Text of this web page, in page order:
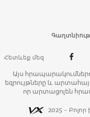
Հետևեք մեզ
Այս
եզրույթները և
որ արտացոլեն
2025 -